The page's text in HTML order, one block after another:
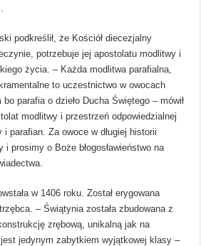
podkreślił, że Kościół diecezjalny
potrzebuje jej apostolatu modlitwy i
życia. – Każda modlitwa parafialna,
to uczestnictwo w owocach
parafia o dzieło Ducha Świętego – mówił
modlitwy i przestrzeń odpowiedzialnej
i parafian. Za owoce w długiej historii
prosimy o Boże błogosławieństwo na
w 1406 roku. Został erygowana
– Świątynia została zbudowana z
zrębową, unikalną jak na
jedynym zabytkiem wyjątkowej klasy –